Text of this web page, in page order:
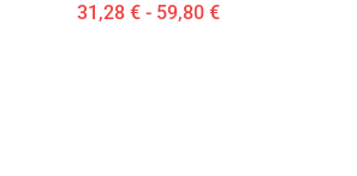
31,28 € - 59,80 €